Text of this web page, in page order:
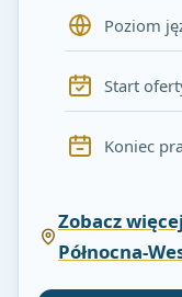
Poziom
Start
Koniec
Zobacz
Północna-